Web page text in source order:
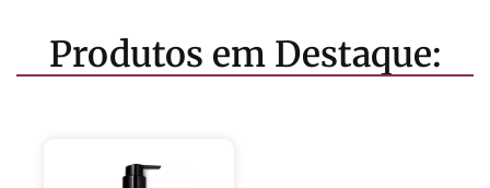
Produtos em Destaque: